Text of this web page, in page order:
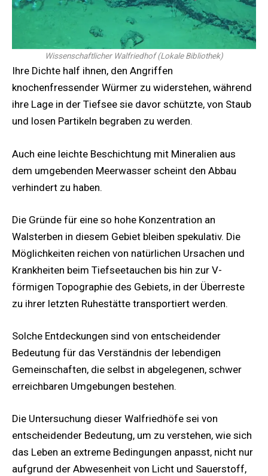
Wissenschaftlicher Walfriedhof (Lokale Bibliothek)
Ihre Dichte half ihnen, den Angriffen
knochenfressender Würmer zu widerstehen, während
ihre Lage in der Tiefsee sie davor schützte, von Staub
und losen Partikeln begraben zu werden.
Auch eine leichte Beschichtung mit Mineralien aus
dem umgebenden Meerwasser scheint den Abbau
verhindert zu haben.
Die Gründe für eine so hohe Konzentration an
Walsterben in diesem Gebiet bleiben spekulativ. Die
Möglichkeiten reichen von natürlichen Ursachen und
Krankheiten beim Tiefseetauchen bis hin zur V-
förmigen Topographie des Gebiets, in der Überreste
zu ihrer letzten Ruhestätte transportiert werden.
Solche Entdeckungen sind von entscheidender
Bedeutung für das Verständnis der lebendigen
Gemeinschaften, die selbst in abgelegenen, schwer
erreichbaren Umgebungen bestehen.
Die Untersuchung dieser Walfriedhöfe sei von
entscheidender Bedeutung, um zu verstehen, wie sich
das Leben an extreme Bedingungen anpasst, nicht nur
aufgrund der Abwesenheit von Licht und Sauerstoff,